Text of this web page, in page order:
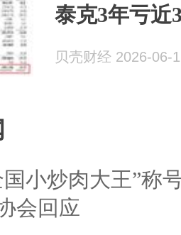
泰克3年亏近
贝壳财经 2026-06-
小炒肉大王”称
会回应